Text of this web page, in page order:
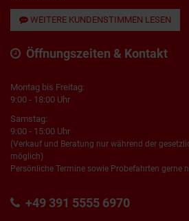
WEITERE KUNDENSTIMMEN LESEN
Öffnungszeiten & Kontakt
Montag bis Freitag:
9:00 - 18:00 Uhr
Samstag:
9:00 - 15:00 Uhr
(Verkauf und Beratung nur während der
möglich)
Persönliche Termine sowie Probefahrten gerne
+49 391 5555 6970